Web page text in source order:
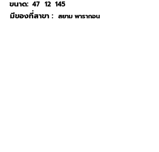
47
ขนาด: 12 145
สยาม พารากอน
มีของที่สาขา :